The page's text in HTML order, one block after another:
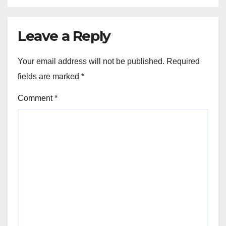
Leave a Reply
Your email address will not be published. Required
fields are marked *
Comment*